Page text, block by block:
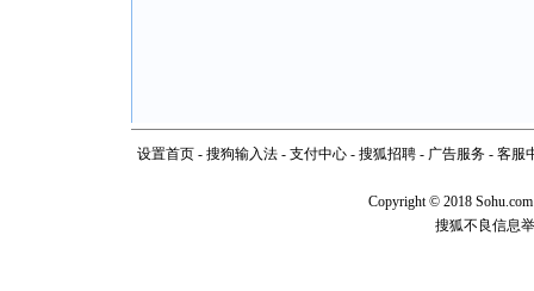
设置首页- 搜狗输入法- 支付中心- 搜狐招聘- 广告服务- 客服
Copyright© 2018
搜狐不良信息